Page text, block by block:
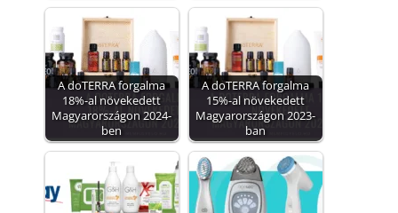
A doTERRA forgalma
18%-al növekedett
Magyarországon 2024-
ben
A doTERRA forgalma
15%-al növekedett
Magyarországon 2023-
ban